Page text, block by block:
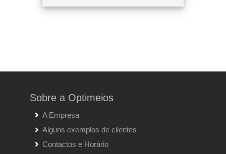
Sobre a Optimeios
A Empresa
Alguns exemplos de clientes
Contactos e Horário